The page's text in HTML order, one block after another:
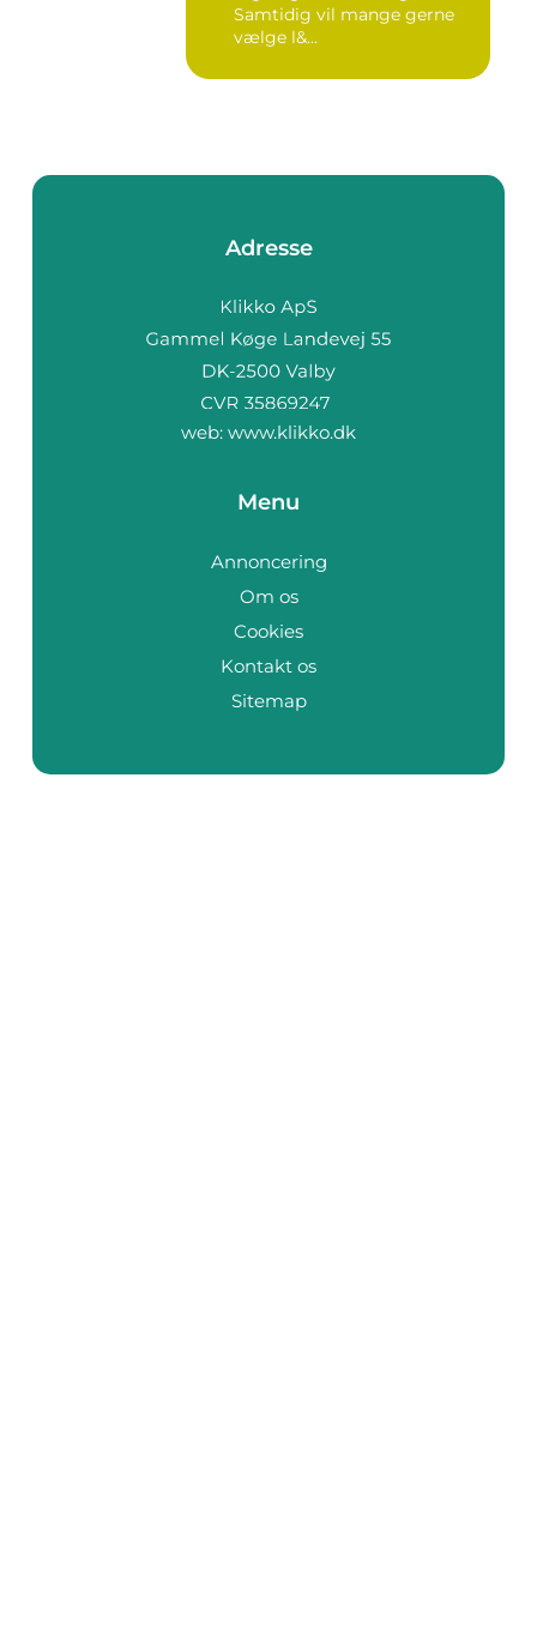
Samtidig vil mange gerne
vælge l&...
Adresse
web: www.klikko.dk
Menu
Annoncering
Om os
Cookies
Kontakt os
Sitemap